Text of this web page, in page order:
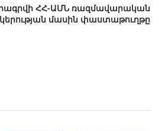
ՀՀ-ԱՄՆ ռազմավարական
մասին փաստաթուղթը